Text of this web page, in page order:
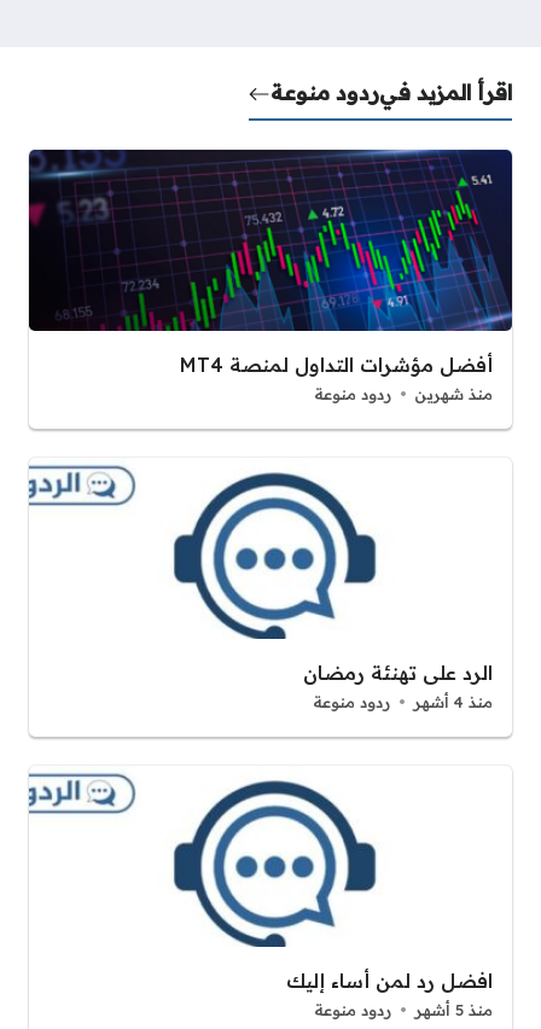
اقرأ المزيد فيردود منوعة
أفضل مؤشرات التداول لمنصة MT4
منذ شهرين ردود منوعة
الرد على تهنئة رمضان
منذ 4 أشهر ردود منوعة
افضل رد لمن أساء إليك
منذ 5 أشهر ردود منوعة